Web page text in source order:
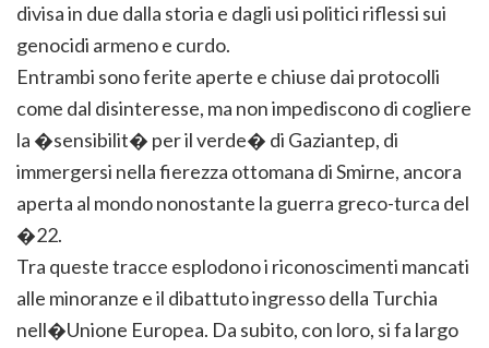
divisa in due dalla storia e dagli usi politici riflessi sui
genocidi armeno e curdo.
Entrambi sono ferite aperte e chiuse dai protocolli
come dal disinteresse, ma non impediscono di cogliere
la �sensibilit� per il verde� di Gaziantep, di
immergersi nella fierezza ottomana di Smirne, ancora
aperta al mondo nonostante la guerra greco-turca del
�22.
Tra queste tracce esplodono i riconoscimenti mancati
alle minoranze e il dibattuto ingresso della Turchia
nell�Unione Europea. Da subito, con loro, si fa largo